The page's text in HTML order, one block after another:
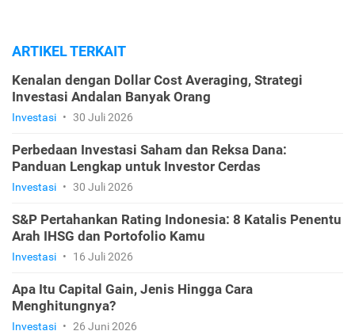
ARTIKEL TERKAIT
Kenalan dengan Dollar Cost Averaging, Strategi
Investasi Andalan Banyak Orang
Investasi • 30 Juli 2026
Perbedaan Investasi Saham dan Reksa Dana:
Panduan Lengkap untuk Investor Cerdas
Investasi • 30 Juli 2026
S&P Pertahankan Rating Indonesia: 8 Katalis Penentu
Arah IHSG dan Portofolio Kamu
Investasi • 16 Juli 2026
Apa Itu Capital Gain, Jenis Hingga Cara
Menghitungnya?
Investasi • 26 Juni 2026